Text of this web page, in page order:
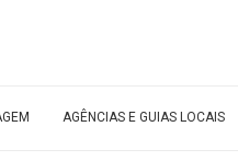
AGÊNCIAS E GUIAS LOCAIS